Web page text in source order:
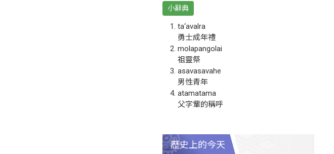
小辭典
ta‘avalra
勇士成年禮
molapangolai
祖靈祭
asavasavahe
男性青年
atamatama
父字輩的稱呼
歷史上的今天